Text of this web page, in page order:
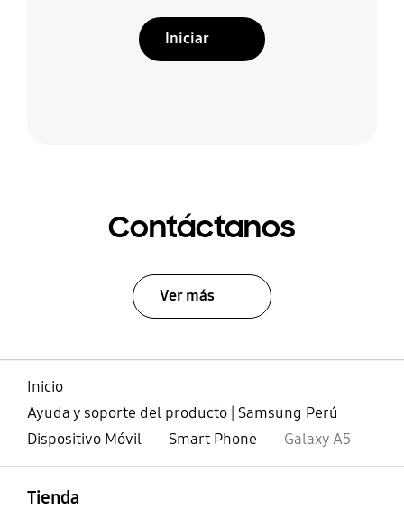
Iniciar
Contáctanos
Ver más
Inicio
Ayuda y soporte del producto | Samsung Perú
Dispositivo Móvil
Smart Phone Galaxy A5
Tienda